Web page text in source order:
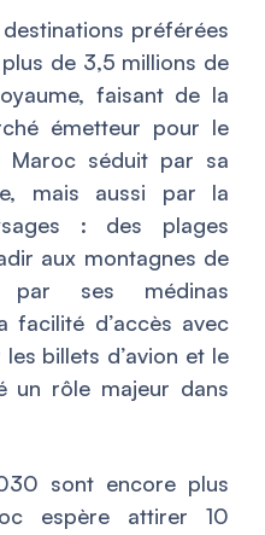
préférées
de 3,5 millions de
faisant de la
émetteur pour le
Maroc séduit par sa
mais aussi par la
: des plages
aux montagnes de
par ses médinas
facilité d’accès avec
billets d’avion et le
un rôle majeur dans
sont encore plus
espère attirer 10